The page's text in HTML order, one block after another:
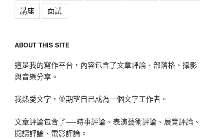
講座
面試
ABOUT THIS SITE
這是我的寫作平台，內容包含了文章評論、部落格、攝影
與音樂分享。
我熱愛文字，並期望自己成為一個文字工作者。
文章評論包含了──時事評論、表演藝術評論、展覽評論、
閱讀評論、電影評論。